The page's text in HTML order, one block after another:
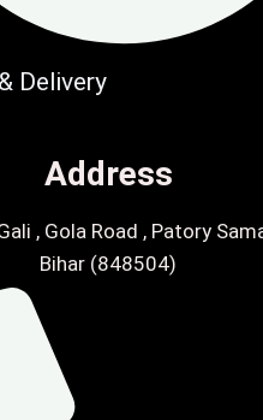
Delivery
Address
, Gola Road , Patory
Bihar (848504)